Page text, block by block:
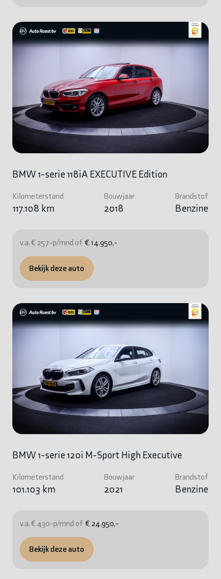
BMW 1-serie 118iA EXECUTIVE Edition
Kilometerstand
117.108 km
Bouwjaar
2018
Brandstof
Benzine
v.a. € 257-p/mnd of € 14.950,-
Bekijk deze auto
BMW 1-serie 120i M-Sport High Executive
Kilometerstand
101.103 km
Bouwjaar
2021
Brandstof
Benzine
v.a. € 430-p/mnd of € 24.950,-
Bekijk deze auto